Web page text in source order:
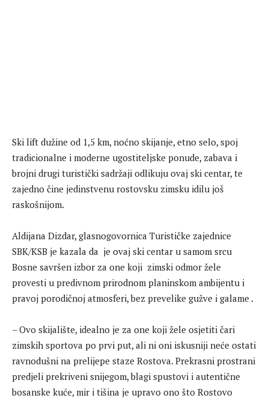
Ski lift dužine od 1,5 km, noćno skijanje, etno selo, spoj
tradicionalne i moderne ugostiteljske ponude, zabava i
brojni drugi turistički sadržaji odlikuju ovaj ski centar, te
zajedno čine jedinstvenu rostovsku zimsku idilu još
raskošnijom.
Aldijana Dizdar, glasnogovornica Turističke zajednice
SBK/KSB je kazala da je ovaj ski centar u samom srcu
Bosne savršen izbor za one koji zimski odmor žele
provesti u predivnom prirodnom planinskom ambijentu i
pravoj porodičnoj atmosferi, bez prevelike gužve i galame .
– Ovo skijalište, idealno je za one koji žele osjetiti čari
zimskih sportova po prvi put, ali ni oni iskusniji neće ostati
ravnodušni na prelijepe staze Rostova. Prekrasni prostrani
predjeli prekriveni snijegom, blagi spustovi i autentične
bosanske kuće, mir i tišina je upravo ono što Rostovo